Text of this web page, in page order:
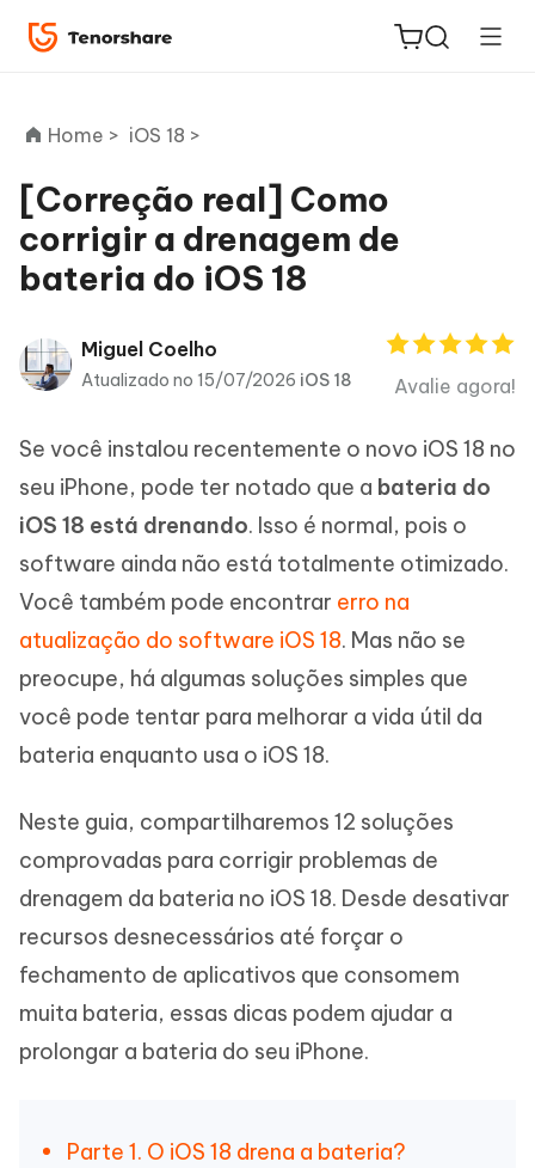
ReiBoot
for iOS
PDNob
PDF
iAnyGo
Home > iOS 18 >
[Correção real] Como
corrigir a drenagem de
bateria do iOS 18
Miguel Coelho
Atualizado no 15/07/2026 iOS 18 Avalie agora!
Se você instalou recentemente o novo iOS 18 no
seu iPhone, pode ter notado que a bateria do
iOS 18 está drenando. Isso é normal, pois o
software ainda não está totalmente otimizado.
Você também pode encontrar erro na
atualização do software iOS 18. Mas não se
preocupe, há algumas soluções simples que
você pode tentar para melhorar a vida útil da
bateria enquanto usa o iOS 18.
Neste guia, compartilharemos 12 soluções
comprovadas para corrigir problemas de
drenagem da bateria no iOS 18. Desde desativar
recursos desnecessários até forçar o
fechamento de aplicativos que consomem
muita bateria, essas dicas podem ajudar a
prolongar a bateria do seu iPhone.
Parte 1. O iOS 18 drena a bateria?